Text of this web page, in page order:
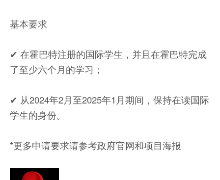
基本要求
✔︎ 在霍巴特注册的国际学生，并且在霍巴特完成
了至少六个月的学习；
✔︎ 从2024年2月至2025年1月期间，保持在读国际
学生的身份。
*更多申请要求请参考政府官网和项目海报